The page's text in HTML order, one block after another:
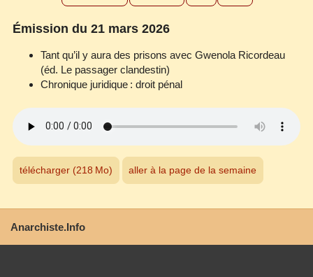
Émission du 21 mars 2026
Tant qu’il y aura des prisons avec Gwenola Ricordeau
(éd. Le passager clandestin)
Chronique juridique : droit pénal
télécharger (218 Mo) aller à la page de la semaine
Anarchiste.Info